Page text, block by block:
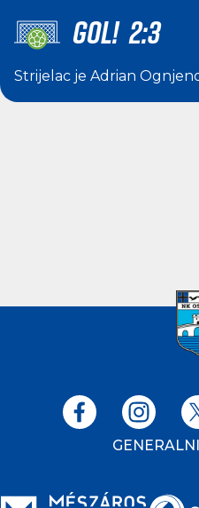
GOL! 2:3
Strijelac je Adrian